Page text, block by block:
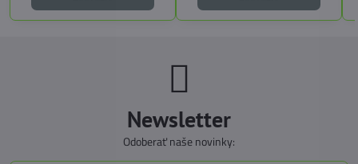
Newsletter
Odoberať naše novinky: